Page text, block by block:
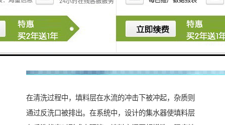
在清洗过程中，填料层在水流的冲击下被冲起，杂质则
通过反洗口被排出。在系统中，设计的集水器使填料层